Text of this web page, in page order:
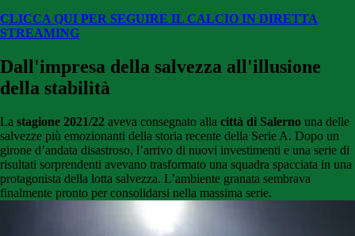
CLICCA QUI PER SEGUIRE IL CALCIO IN DIRETTA
STREAMING
Dall'impresa della salvezza all'illusione
della stabilità
La stagione 2021/22 aveva consegnato alla città di Salerno una delle
salvezze più emozionanti della storia recente della Serie A. Dopo un
girone d’andata disastroso, l’arrivo di nuovi investimenti e una serie di
risultati sorprendenti avevano trasformato una squadra spacciata in una
protagonista della lotta salvezza. L’ambiente granata sembrava
finalmente pronto per consolidarsi nella massima serie.